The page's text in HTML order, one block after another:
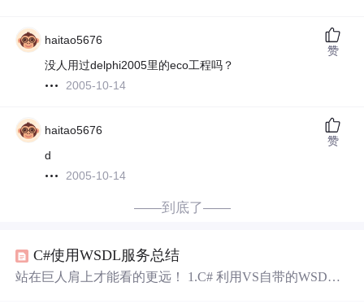
haitao5676
没人用过delphi2005里的eco工程吗？
2005-10-14
赞
haitao5676
d
2005-10-14
赞
——到底了——
C#使用WSDL服务总结
站在巨人肩上才能看的更远！ 1.C# 利用VS自带的WSDL